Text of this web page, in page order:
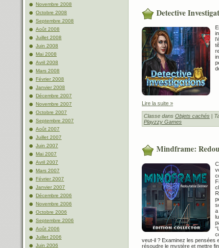
Novembre 2008
Octobre 2008
Septembre 2008
Août 2008
Juillet 2008
Juin 2008
Mai 2008
Avril 2008
Mars 2008
Février 2008
Janvier 2008
Décembre 2007
Novembre 2007
Octobre 2007
Septembre 2007
Août 2007
Juillet 2007
Juin 2007
Mai 2007
Avril 2007
Mars 2007
Février 2007
Janvier 2007
Décembre 2006
Novembre 2006
Octobre 2006
Septembre 2006
Août 2006
Juillet 2006
Juin 2006
Detective
Lire la suite »
Classe dans Objets cachés |
Playzzy Games
Mindframe:
a
veut-il ? Examinez les pensées
résoudre le mystère et mettre